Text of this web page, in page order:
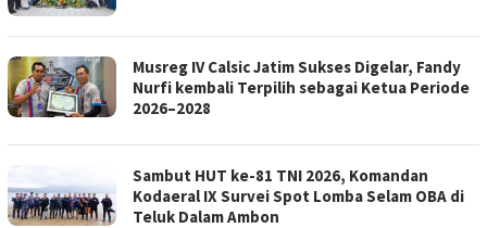
Musreg IV Calsic Jatim Sukses Digelar, Fandy
Nurfi kembali Terpilih sebagai Ketua Periode
2026–2028
Sambut HUT ke-81 TNI 2026, Komandan
Kodaeral IX Survei Spot Lomba Selam OBA di
Teluk Dalam Ambon